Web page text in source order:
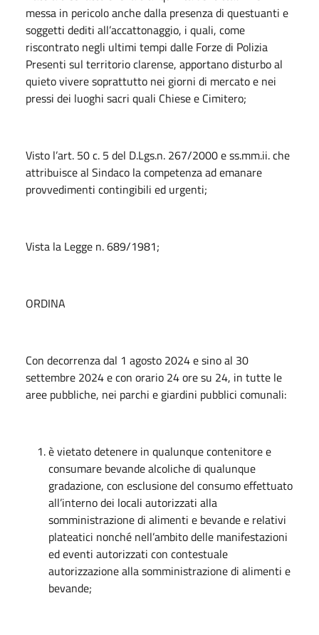
messa in pericolo anche dalla presenza di questuanti e
soggetti dediti all’accattonaggio, i quali, come
riscontrato negli ultimi tempi dalle Forze di Polizia
Presenti sul territorio clarense, apportano disturbo al
quieto vivere soprattutto nei giorni di mercato e nei
pressi dei luoghi sacri quali Chiese e Cimitero;
Visto l’art. 50 c. 5 del D.Lgs.n. 267/2000 e ss.mm.ii. che
attribuisce al Sindaco la competenza ad emanare
provvedimenti contingibili ed urgenti;
Vista la Legge n. 689/1981;
ORDINA
Con decorrenza dal 1 agosto 2024 e sino al 30
settembre 2024 e con orario 24 ore su 24, in tutte le
aree pubbliche, nei parchi e giardini pubblici comunali:
è vietato detenere in qualunque contenitore e
consumare bevande alcoliche di qualunque
gradazione, con esclusione del consumo effettuato
all’interno dei locali autorizzati alla
somministrazione di alimenti e bevande e relativi
plateatici nonché nell’ambito delle manifestazioni
ed eventi autorizzati con contestuale
autorizzazione alla somministrazione di alimenti e
bevande;